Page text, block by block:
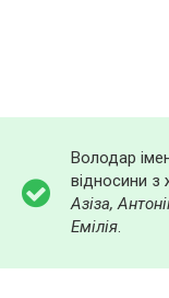
Володар
відносини з
Азіза,
Емілія.